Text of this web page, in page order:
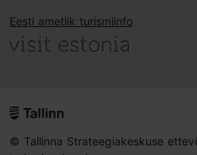
Eesti ametlik turismiinfo
© Tallinna Strateegiakeskuse